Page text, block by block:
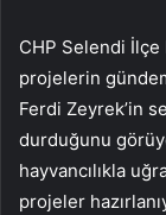
CHP Selendi
projelerin
Ferdi Zeyrek’in
durduğunu
hayvancılıkla
projeler